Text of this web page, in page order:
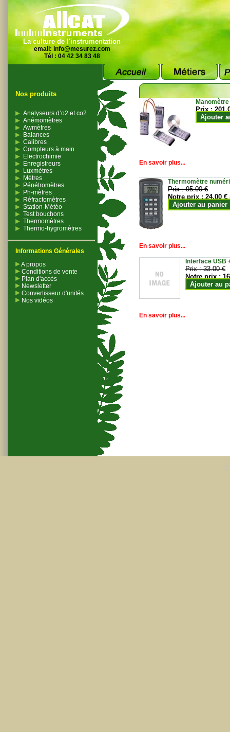
La culture de l'instrumentation
email: info@mesurez.com
Tél : 04 42 34 83 48
Nos produits
Analyseurs d’o2 et co2
Anémomètres
Awmètres
Balances
Calibres
Compteurs à main
Electrochimie
Enregistreurs
Luxmètres
Mètres
Pénétromètres
Ph-mètres
Réfractomètres
Station-Météo
Test bouchons
Thermomètres
Thermo-hygromètres
Informations Générales
A propos
Conditions de vente
Plan d'accès
Newsletter
Convertisseur d'unités
Nos vidéos
Prix :
Ajouter
En savoir plus...
Thermomètre
Prix :95.00 €
Notre prix :24.00 €
Ajouter au panier
En savoir plus...
Interface USB
Prix :33.00 €
Notre prix :
Ajouter au
En savoir plus...